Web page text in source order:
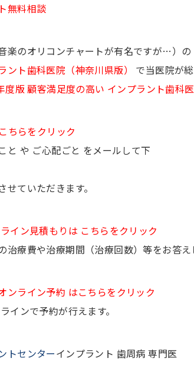
無料相談
楽のオリコンチャートが有名ですが…）の
ト歯科医院（神奈川県版）
で当医院が
度版 顧客満足度の高い インプラント歯科
ちらをクリック
と や ご心配ごと をメールして下
ていただきます。
イン見積もりは こちらをクリック
治療費や治療期間（治療回数）等をお答え
ンライン予約 はこちらをクリック
インで予約が行えます。
トセンターインプラント 歯周病 専門医